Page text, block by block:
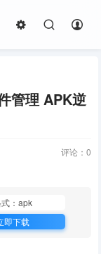
管理 APK逆
评论： 0
：apk
即下载